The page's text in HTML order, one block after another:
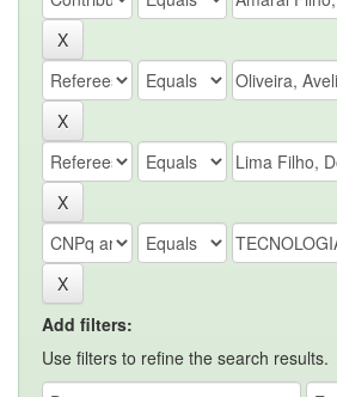
Add filters:
Use filters to refine the search results.